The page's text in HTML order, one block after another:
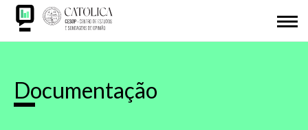
Passar
para
o
Documentação